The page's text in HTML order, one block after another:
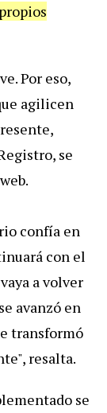
Por eso,
agilicen
se
confía en
con el
a volver
avanzó en
transformó
resalta.
se